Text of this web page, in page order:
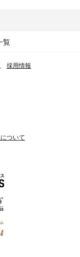
覧
採用情報
ついて